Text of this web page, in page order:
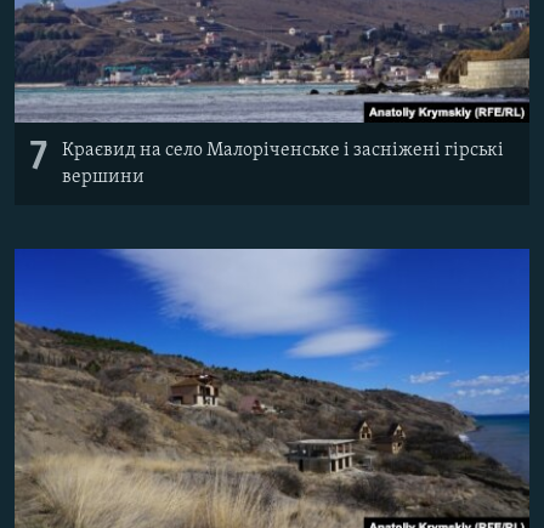
7
Краєвид на село Малоріченське і засніжені гірські
вершини